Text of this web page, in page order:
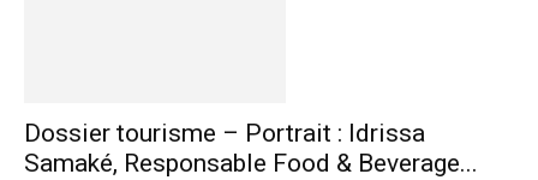
Dossier tourisme – Portrait : Idrissa
Samaké, Responsable Food & Beverage...